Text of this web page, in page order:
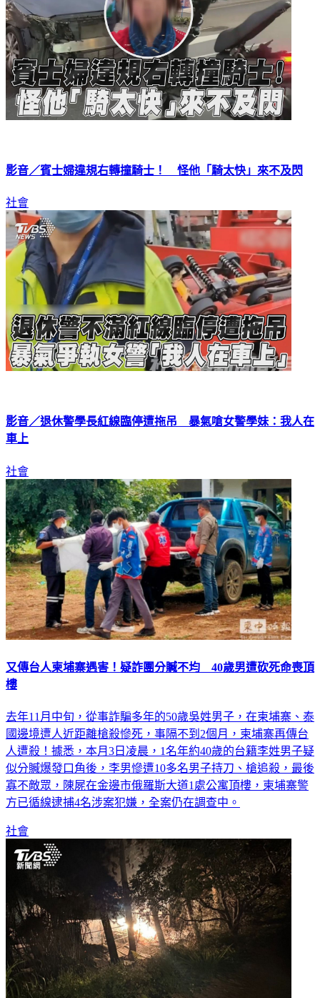
影音／賓士婦違規右轉撞騎士！ 怪他「騎太快」來不及閃
社會
影音／退休警學長紅線臨停遭拖吊 暴氣嗆女警學妹：我人在
車上
社會
又傳台人柬埔寨遇害！疑詐團分贓不均 40歲男遭砍死命喪頂
樓
去年11月中旬，從事詐騙多年的50歲吳姓男子，在柬埔寨、泰
國邊境遭人近距離槍殺慘死，事隔不到2個月，柬埔寨再傳台
人遭殺！據悉，本月3日凌晨，1名年約40歲的台籍李姓男子疑
似分贓爆發口角後，李男慘遭10多名男子持刀、槍追殺，最後
寡不敵眾，陳屍在金邊市俄羅斯大道1處公寓頂樓，柬埔寨警
方已循線逮捕4名涉案犯嫌，全案仍在調查中。
社會